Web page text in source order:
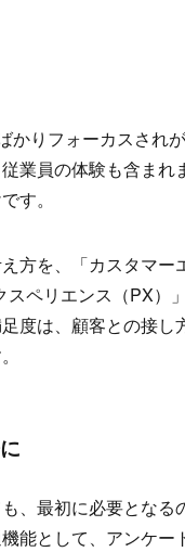
かりフォーカスさ
業員の体験も含ま
す。
方を、「カスタマ
スペリエンス（PX
度は、顧客との接
、最初に必要とな
能として、アンケ